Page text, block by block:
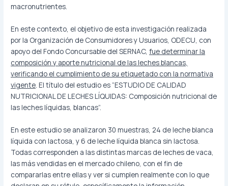
macronutrientes.
En este contexto, el objetivo de esta investigación realizada
por la Organización de Consumidores y Usuarios, ODECU, con
apoyo del Fondo Concursable del SERNAC,fue determinar la
composición y aporte nutricional de las leches blancas,
verificando el cumplimiento de su etiquetado con la normativa
vigente. El título del estudio es “ESTUDIO DE CALIDAD
NUTRICIONAL DE LECHES LÍQUIDAS: Composición nutricional de
las leches líquidas, blancas”.
En este estudio se analizaron 30 muestras, 24 de leche blanca
líquida con lactosa, y 6 de leche líquida blanca sin lactosa.
Todas corresponden a las distintas marcas de leches de vaca,
las más vendidas en el mercado chileno, con el fin de
compararlas entre ellas y ver si cumplen realmente con lo que